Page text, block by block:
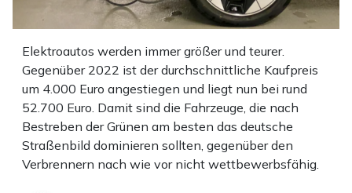
Elektroautos werden immer größer und teurer.
Gegenüber 2022 ist der durchschnittliche Kaufpreis
um 4.000 Euro angestiegen und liegt nun bei rund
52.700 Euro. Damit sind die Fahrzeuge, die nach
Bestreben der Grünen am besten das deutsche
Straßenbild dominieren sollten, gegenüber den
Verbrennern nach wie vor nicht wettbewerbsfähig.